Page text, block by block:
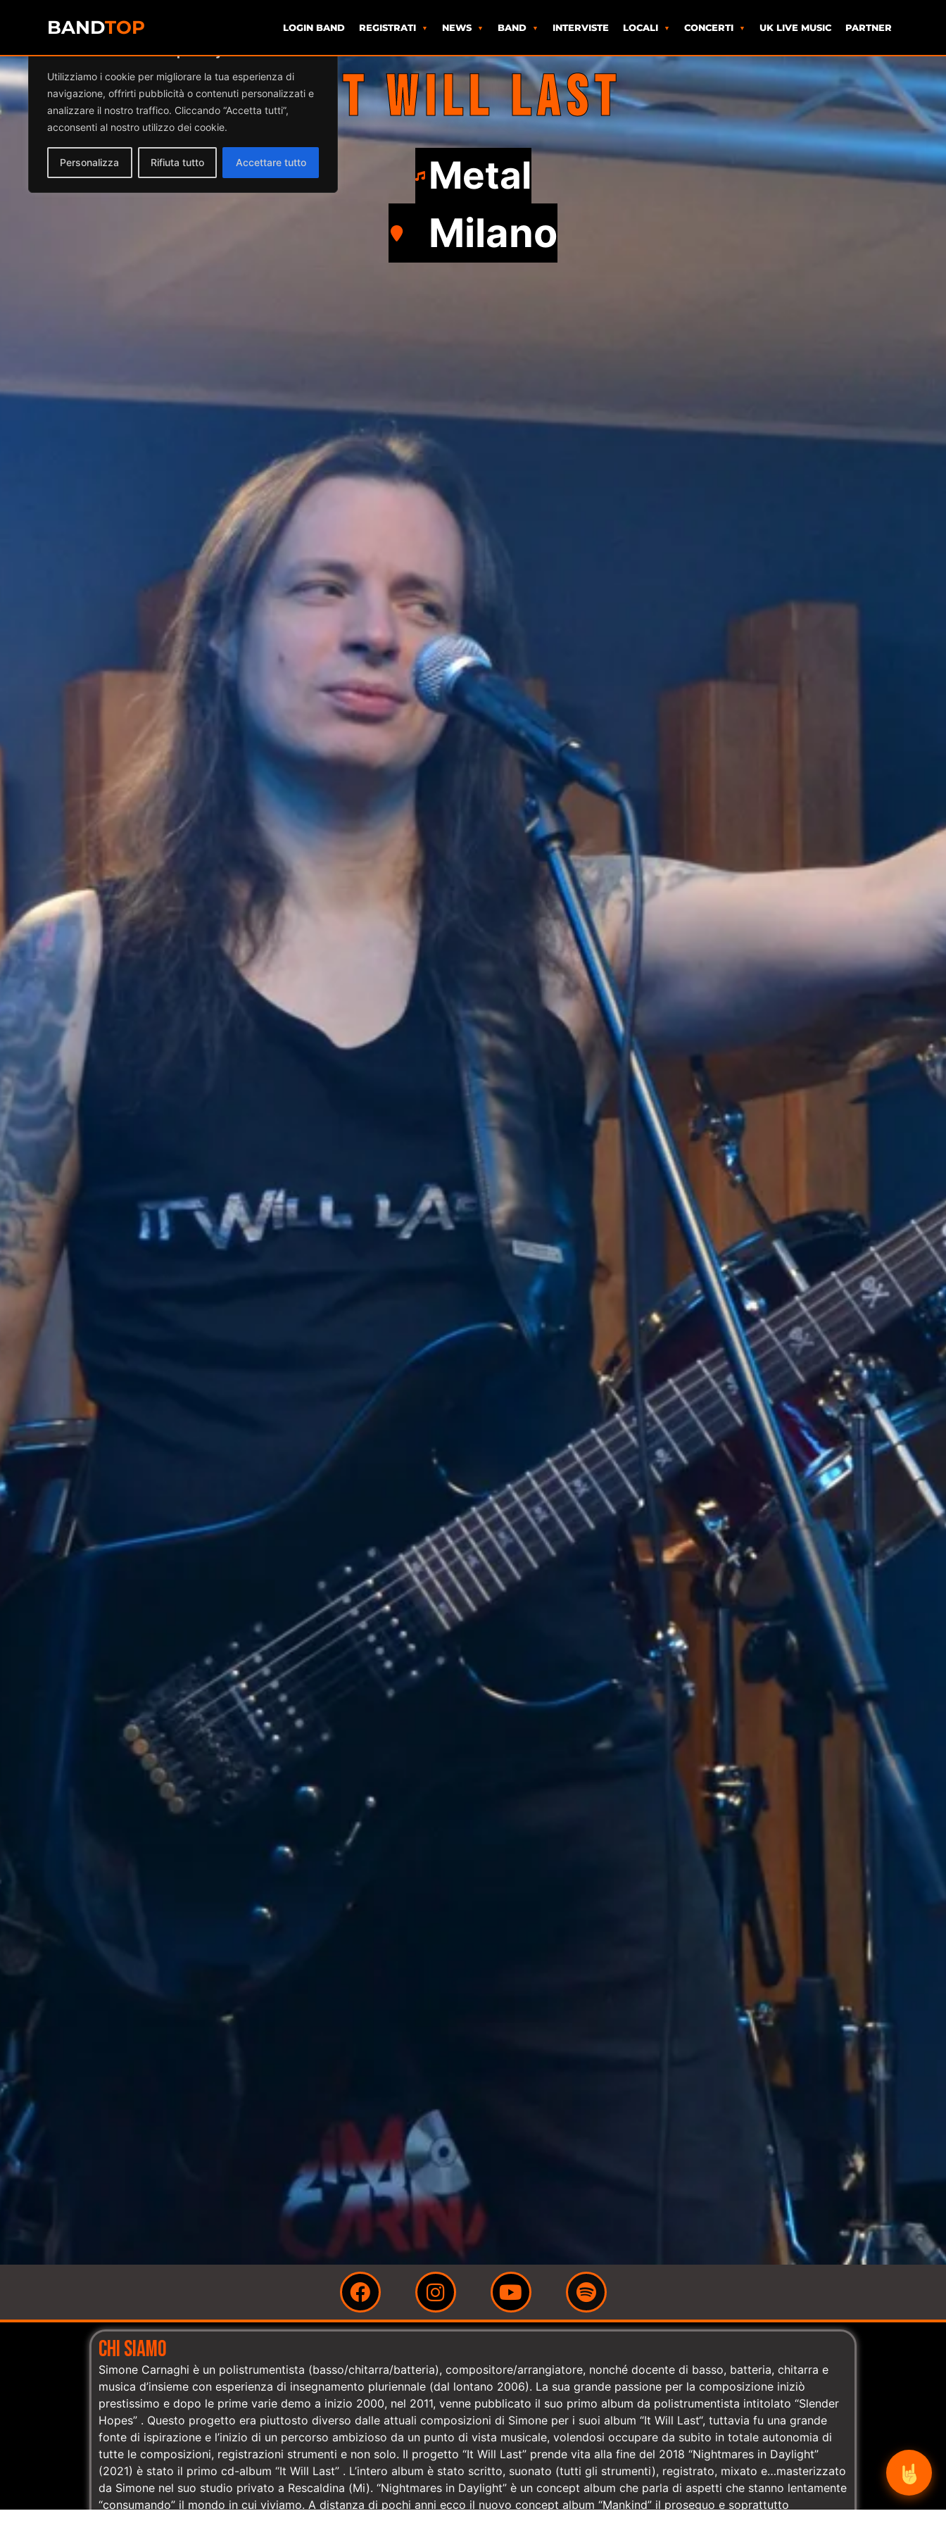
Utilizziamo i cookie per migliorare la tua esperienza di
navigazione, offrirti pubblicità o contenuti personalizzati e
analizzare il nostro traffico. Cliccando “Accetta tutti”,
acconsenti al nostro utilizzo dei cookie.
Personalizza Rifiuta tutto Accettare tutto
BANDTOP LOGIN BAND REGISTRATI NEWS BAND INTERVISTE LOCALI CONCERTI UK LIVE MUSIC PARTNER
IT WILL LAST
Metal
Milano
CHI SIAMO
Simone Carnaghi è un polistrumentista (basso/chitarra/batteria), compositore/arrangiatore, nonché docente di basso, batteria, chitarra e
musica d’insieme con esperienza di insegnamento pluriennale (dal lontano 2006). La sua grande passione per la composizione iniziò
prestissimo e dopo le prime varie demo a inizio 2000, nel 2011, venne pubblicato il suo primo album da polistrumentista intitolato “Slender
Hopes” . Questo progetto era piuttosto diverso dalle attuali composizioni di Simone per i suoi album “It Will Last“, tuttavia fu una grande
fonte di ispirazione e l’inizio di un percorso ambizioso da un punto di vista musicale, volendosi occupare da subito in totale autonomia di
tutte le composizioni, registrazioni strumenti e non solo. Il progetto “It Will Last” prende vita alla fine del 2018 “Nightmares in Daylight”
(2021) è stato il primo cd-album “It Will Last” . L’intero album è stato scritto, suonato (tutti gli strumenti), registrato, mixato e…masterizzato
da Simone nel suo studio privato a Rescaldina (Mi). “Nightmares in Daylight” è un concept album che parla di aspetti che stanno lentamente
“consumando” il mondo in cui viviamo. A distanza di pochi anni ecco il nuovo concept album “Mankind” il proseguo e soprattutto